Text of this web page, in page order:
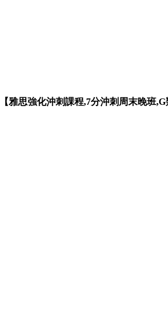
雅思強化沖刺課程,7分沖刺周末晚班